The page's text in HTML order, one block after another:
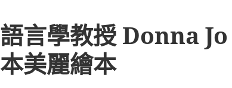
語言學教授 Donna
本美麗繪本